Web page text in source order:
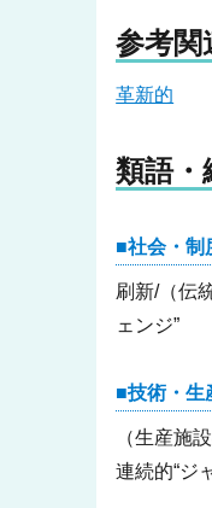
参考関
革新的
類語・
社会・制
刷新/（伝
ェンジ”
技術・生
（生産施
連続的“ジ